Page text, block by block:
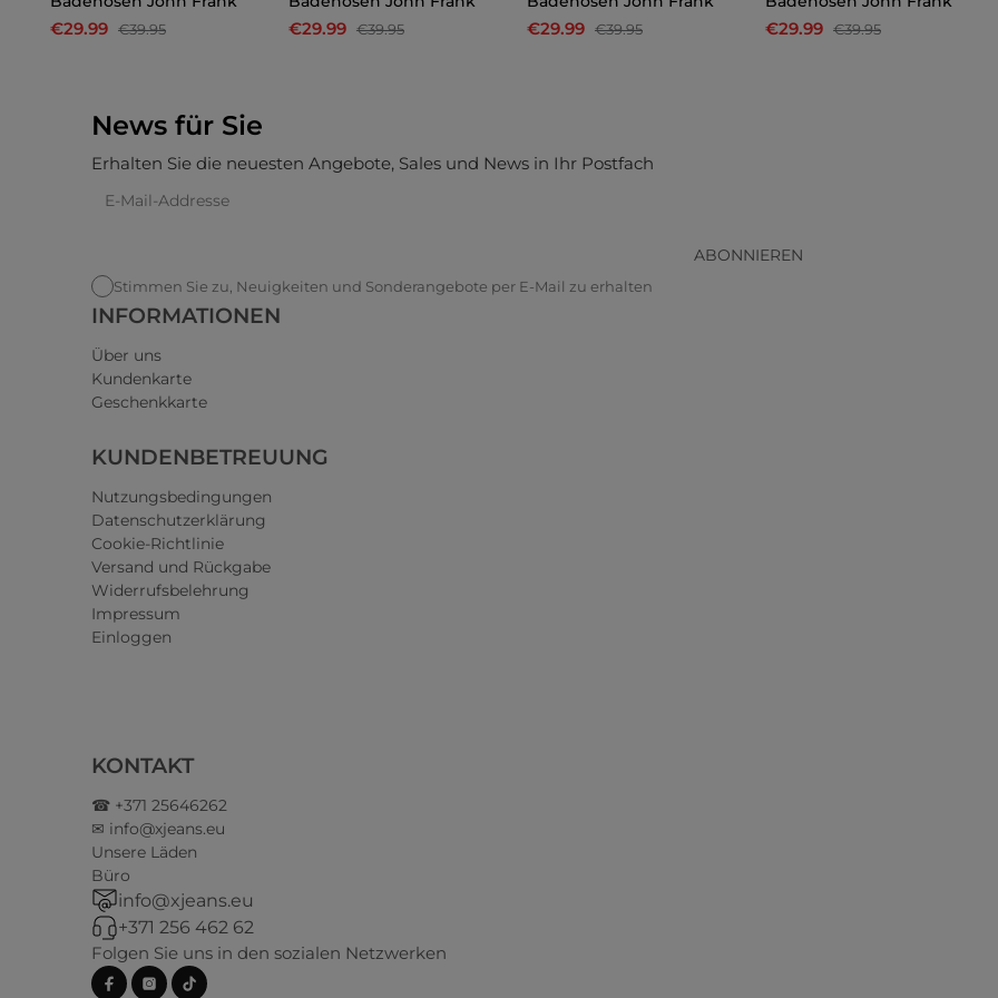
€29.99 €39.95
€29.99 €39.95
€29.99 €39.95
€29.99 €39.95
News für Sie
Erhalten Sie die neuesten Angebote, Sales und News in Ihr Postfach
ABONNIEREN
Stimmen Sie zu, Neuigkeiten und Sonderangebote per E-Mail zu erhalten
INFORMATIONEN
Über uns
Kundenkarte
Geschenkkarte
KUNDENBETREUUNG
Nutzungsbedingungen
Datenschutzerklärung
Cookie-Richtlinie
Versand und Rückgabe
Widerrufsbelehrung
Impressum
Einloggen
KONTAKT
☎ +371 25646262
✉ info@xjeans.eu
Unsere Läden
Büro
info@xjeans.eu
+371 256 462 62
Folgen Sie uns in den sozialen Netzwerken